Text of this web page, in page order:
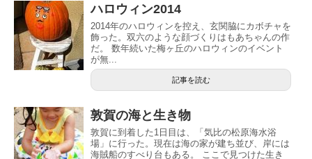
ハロウィン2014
2014年のハロウィンを控え、玄関脇にカボチャを
飾った。双六のような顔づくりはもあちゃんの作
だ。 数年続いた梅ヶ丘のハロウィンのイベント
が無...
記事を読む
敦賀の海と生き物
敦賀に到着した1日目は、「気比の松原海水浴
場」に行った。現在は海の家が建ち並び、岸には
海賊船のすべり台もある。 ここで見つけた生き